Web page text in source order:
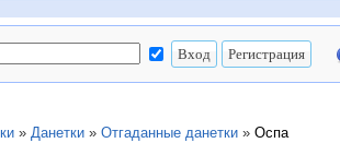
» Данетки » Отгаданные данетки » Оспа